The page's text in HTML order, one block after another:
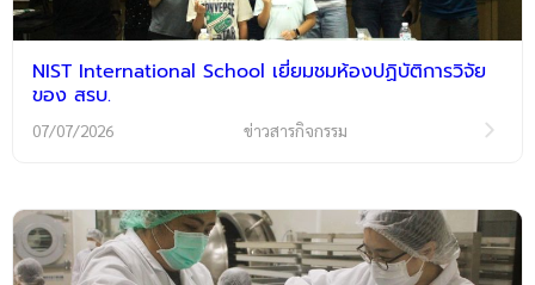
NIST International School เยี่ยมชมห้องปฏิบัติการวิจัย
ของ สรบ.
07/07/2026 ข่าวสารกิจกรรม